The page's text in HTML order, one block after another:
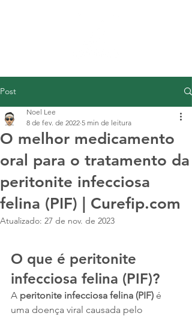
Post
O melhor medicamento
oral para o tratamento da
peritonite infecciosa
felina (PIF) | Curefip.com
Noel Lee
8 de fev. de 2022 5 min de leitura
Atualizado: 27 de nov. de 2023
O que é peritonite
infecciosa felina (PIF)?
A peritonite infecciosa felina (PIF) é
uma doença viral causada pelo